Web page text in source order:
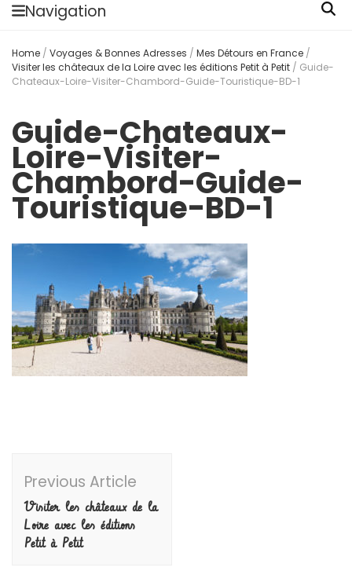
Navigation
Home / Voyages & Bonnes Adresses / Mes Détours en France /
Visiter les châteaux de la Loire avec les éditions Petit à Petit / Guide-
Chateaux-Loire-Visiter-Chambord-Guide-Touristique-BD-1
Guide-Chateaux-
Loire-Visiter-
Chambord-Guide-
Touristique-BD-1
Navigation
Previous Article
Visiter les châteaux de la
Loire avec les éditions
Petit à Petit